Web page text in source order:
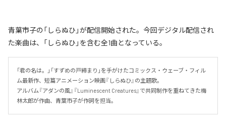
青葉市子の「しらぬひ」が配信開始された。今回デジタル配信され
た楽曲は、「しらぬひ」を含む全1曲となっている。
「君の名は。」「すずめの戸締まり」を手がけたコミックス・ウェーブ・フィル
ム最新作、短篇アニメーション映画『しらぬひ』の主題歌。
アルバム『アダンの風』『Luminescent Creatures』で共同制作を重ねてきた梅
林太郎が作曲、青葉市子が作詞を担当。